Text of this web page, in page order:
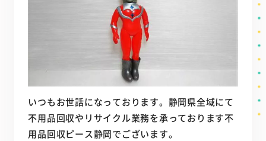
いつもお世話になっております。静岡県全域にて
不用品回収やリサイクル業務を承っております不
用品回収ピース静岡でございます。